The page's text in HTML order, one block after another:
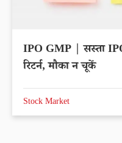
IPO GMP | सस्ता
रिटर्न, मौका न चूकें
Stock Market